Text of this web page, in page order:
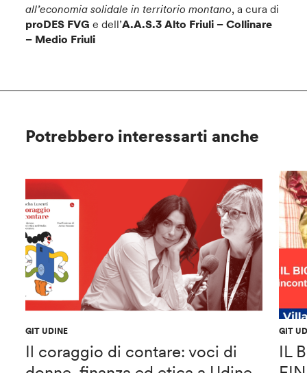
all’economia solidale in territorio montano, a cura di
proDES FVG e dell’A.A.S.3 Alto Friuli – Collinare
– Medio Friuli
Potrebbero interessarti anche
GIT UDINE
Il coraggio di contare: voci di
GIT
IL